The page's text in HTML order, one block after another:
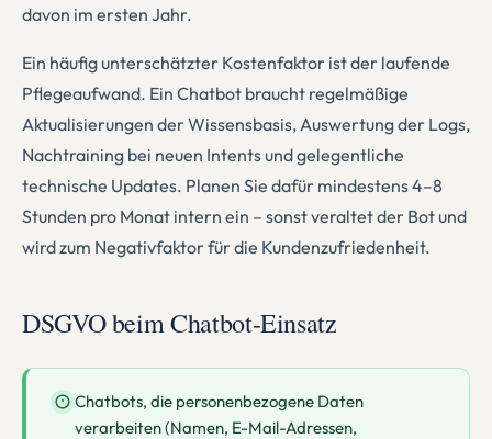
davon im ersten Jahr.
Ein häufig unterschätzter Kostenfaktor ist der laufende
Pflegeaufwand. Ein Chatbot braucht regelmäßige
Aktualisierungen der Wissensbasis, Auswertung der Logs,
Nachtraining bei neuen Intents und gelegentliche
technische Updates. Planen Sie dafür mindestens 4–8
Stunden pro Monat intern ein – sonst veraltet der Bot und
wird zum Negativfaktor für die Kundenzufriedenheit.
DSGVO beim Chatbot-Einsatz
Chatbots, die personenbezogene Daten
verarbeiten (Namen, E-Mail-Adressen,